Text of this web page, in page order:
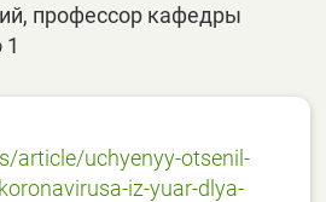
профессор кафедры
article/uchyenyy-otsenil-
iz-yuar-dlya-